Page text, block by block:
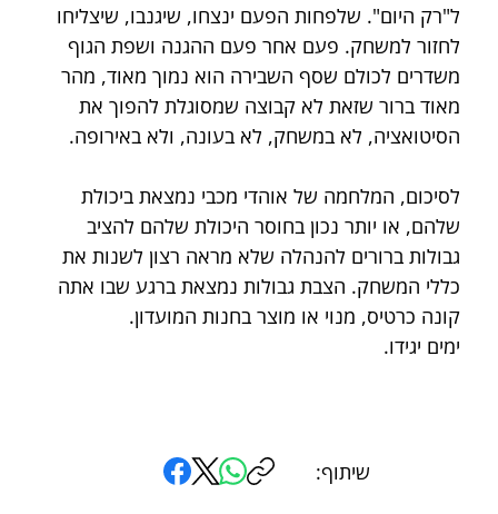
ל"רק היום". שלפחות הפעם ינצחו, שיגנבו, שיצליחו
לחזור למשחק. פעם אחר פעם ההגנה ושפת הגוף
משדרים לכולם שסף השבירה הוא נמוך מאוד, מהר
מאוד ברור שזאת לא קבוצה שמסוגלת להפוך את
הסיטואציה, לא במשחק, לא בעונה, ולא באירופה.
לסיכום, המלחמה של אוהדי מכבי נמצאת ביכולת
שלהם, או יותר נכון בחוסר היכולת שלהם להציב
גבולות ברורים להנהלה שלא מראה רצון לשנות את
כללי המשחק. הצבת גבולות נמצאת ברגע שבו אתה
קונה כרטיס, מנוי או מוצר בחנות המועדון.
ימים יגידו.
שיתוף: